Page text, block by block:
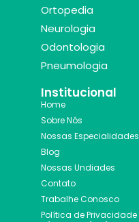
Ortopedia
Neurologia
Odontologia
Pneumologia
Institucional
Home
Sobre Nós
Nossas Especialidades
Blog
Nossas Undiades
Contato
Trabalhe Conosco
Política de Privacidade